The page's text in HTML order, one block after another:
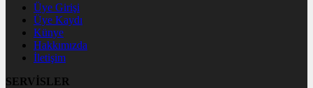
Üye Girişi
Üye Kaydı
Künye
Hakkımızda
İletişim
SERVİSLER